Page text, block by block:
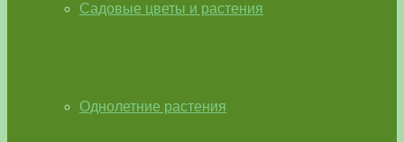
Садовые цветы и растения
Однолетние растения